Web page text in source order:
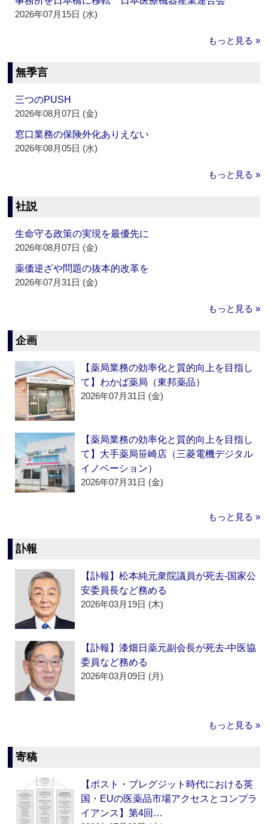
2026年07月15日 (水)
もっと見る »
無季言
三つのPUSH
2026年08月07日 (金)
窓口業務の保険外化ありえない
2026年08月05日 (水)
もっと見る »
社説
生命守る政策の実現を最優先に
2026年08月07日 (金)
薬価逆ざや問題の抜本的改革を
2026年07月31日 (金)
もっと見る »
企画
【薬局業務の効率化と質的向上を目指し
て】わかば薬局（東邦薬品）
2026年07月31日 (金)
【薬局業務の効率化と質的向上を目指し
て】大手薬局笹崎店（三菱電機デジタル
イノベーション）
2026年07月31日 (金)
もっと見る »
訃報
【訃報】松本純元衆院議員が死去‐国家公
安委員長など務める
2026年03月19日 (木)
【訃報】漆畑日薬元副会長が死去‐中医協
委員など務める
2026年03月09日 (月)
もっと見る »
寄稿
【ポスト・ブレグジット時代における英
国・EUの医薬品市場アクセスとコンプラ
イアンス】第4回…